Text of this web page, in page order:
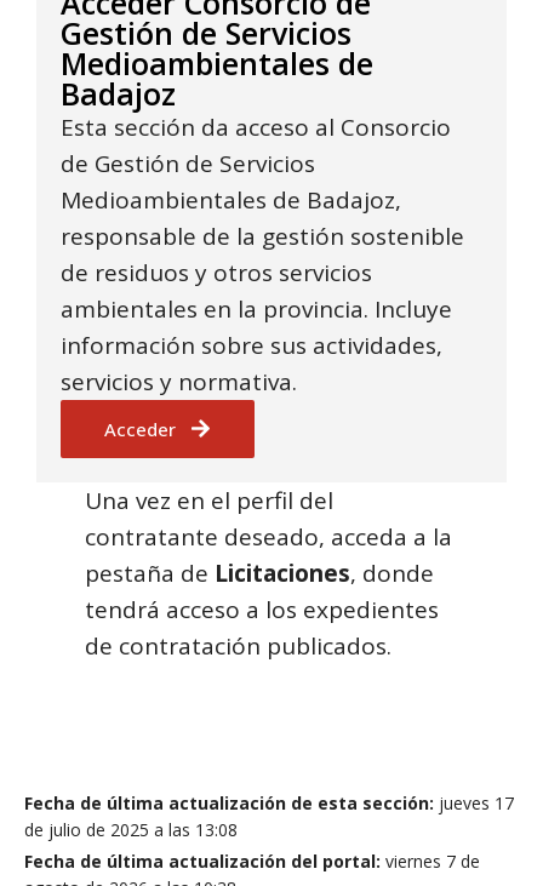
Gestión de Servicios
Medioambientales de
Badajoz
Esta sección da acceso al Consorcio
de Gestión de Servicios
Medioambientales de Badajoz,
responsable de la gestión sostenible
de residuos y otros servicios
ambientales en la provincia. Incluye
información sobre sus actividades,
servicios y normativa.
Acceder
Una vez en el perfil del
contratante deseado, acceda a la
pestaña de Licitaciones, donde
tendrá acceso a los expedientes
de contratación publicados.
Fecha de última actualización de esta sección: jueves 17
de julio de 2025 a las 13:08
Fecha de última actualización del portal: viernes 7 de